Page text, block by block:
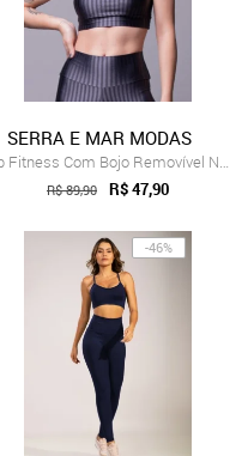
SERRA E MAR MODAS
Top Fitness Com Bojo Removível New Zig Cinza
R$ 89,90 R$ 47,90
-46%